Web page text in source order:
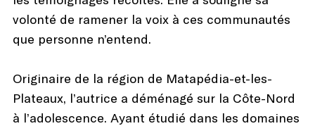
volonté de ramener la voix à ces communautés
que personne n’entend.
Originaire de la région de Matapédia-et-les-
Plateaux, l’autrice a déménagé sur la Côte-Nord
à l’adolescence. Ayant étudié dans les domaines